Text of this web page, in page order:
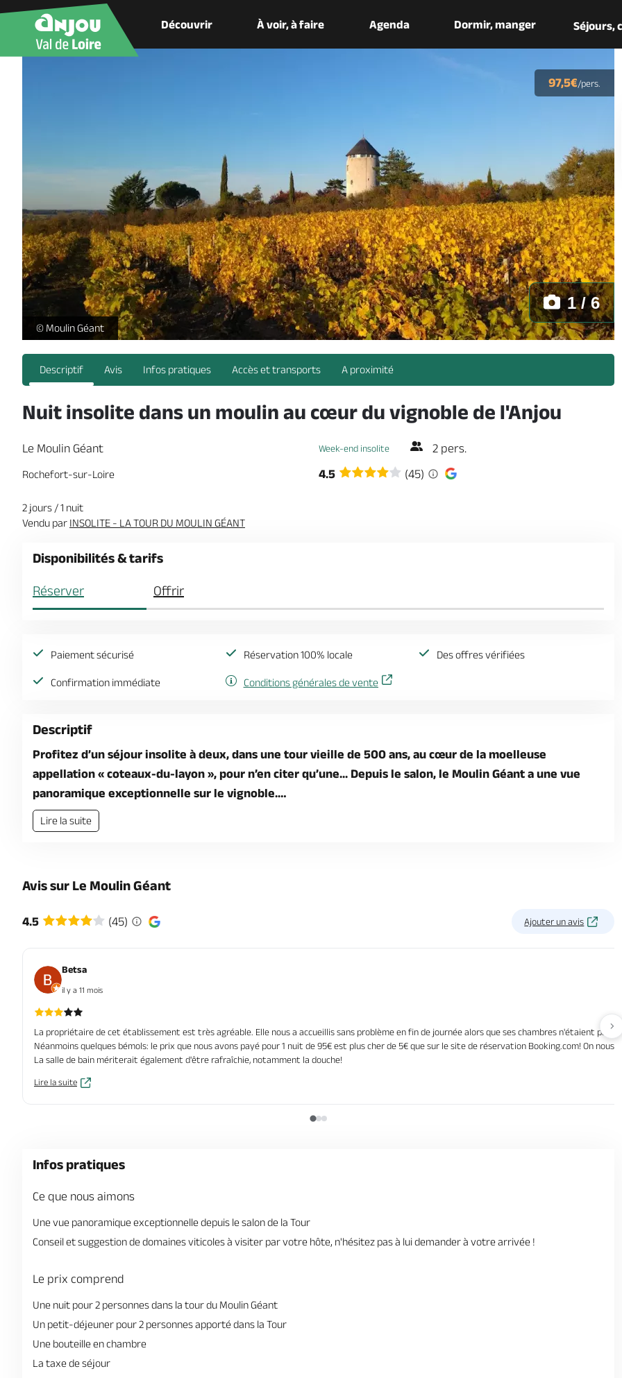
Découvrir À voir, à faire Agenda Dormir, manger Séjours,
20161031-165353-2-2 -
© Moulin Géant
1 / 6
97,5€/pers.
Descriptif Avis Infos pratiques Accès et transports A proximité
Nuit insolite dans un moulin au cœur du vignoble de l'Anjou
Le Moulin Géant Week-end insolite 2 pers.
Rochefort-sur-Loire 4.5 (45)
2 jours / 1 nuit
Vendu par INSOLITE - LA TOUR DU MOULIN GÉANT
Disponibilités & tarifs
Réserver Offrir
Paiement sécurisé Réservation 100% locale Des offres vérifiées
Confirmation immédiate Conditions générales de vente
Descriptif
Profitez d’un séjour insolite à deux, dans une tour vieille de 500 ans, au cœur de la moelleuse
appellation « coteaux-du-layon », pour n’en citer qu’une... Depuis le salon, le Moulin Géant a une vue
panoramique exceptionnelle sur le vignoble.…
Lire la suite
Avis sur Le Moulin Géant
4.5 (45) Ajouter un avis
Betsa
il y a 11 mois
La propriétaire de cet établissement est très agréable. Elle nous a accueillis sans problème en fin de journée alors que ses chambres n'étaient
Néanmoins quelques bémols: le prix que nous avons payé pour 1 nuit de 95€ est plus cher de 5€ que sur le site de réservation Booking.com! On
La salle de bain mériterait également d'être rafraîchie, notamment la douche!
Lire la suite
Infos pratiques
Ce que nous aimons
Une vue panoramique exceptionnelle depuis le salon de la Tour
Conseil et suggestion de domaines viticoles à visiter par votre hôte, n'hésitez pas à lui demander à votre arrivée !
Le prix comprend
Une nuit pour 2 personnes dans la tour du Moulin Géant
Un petit-déjeuner pour 2 personnes apporté dans la Tour
Une bouteille en chambre
La taxe de séjour